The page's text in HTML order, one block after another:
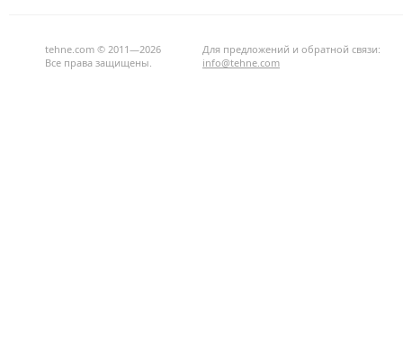
tehne.com © 2011—2026
Все права защищены.
Для предложений и обратной связи:
info@tehne.com